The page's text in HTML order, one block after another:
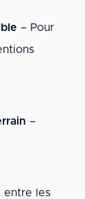
– Pour
–
entre les